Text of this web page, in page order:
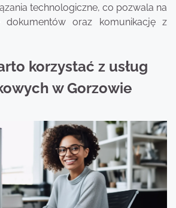
technologiczne, co pozwala na
dokumentów oraz komunikację z
korzystać z usług
w Gorzowie